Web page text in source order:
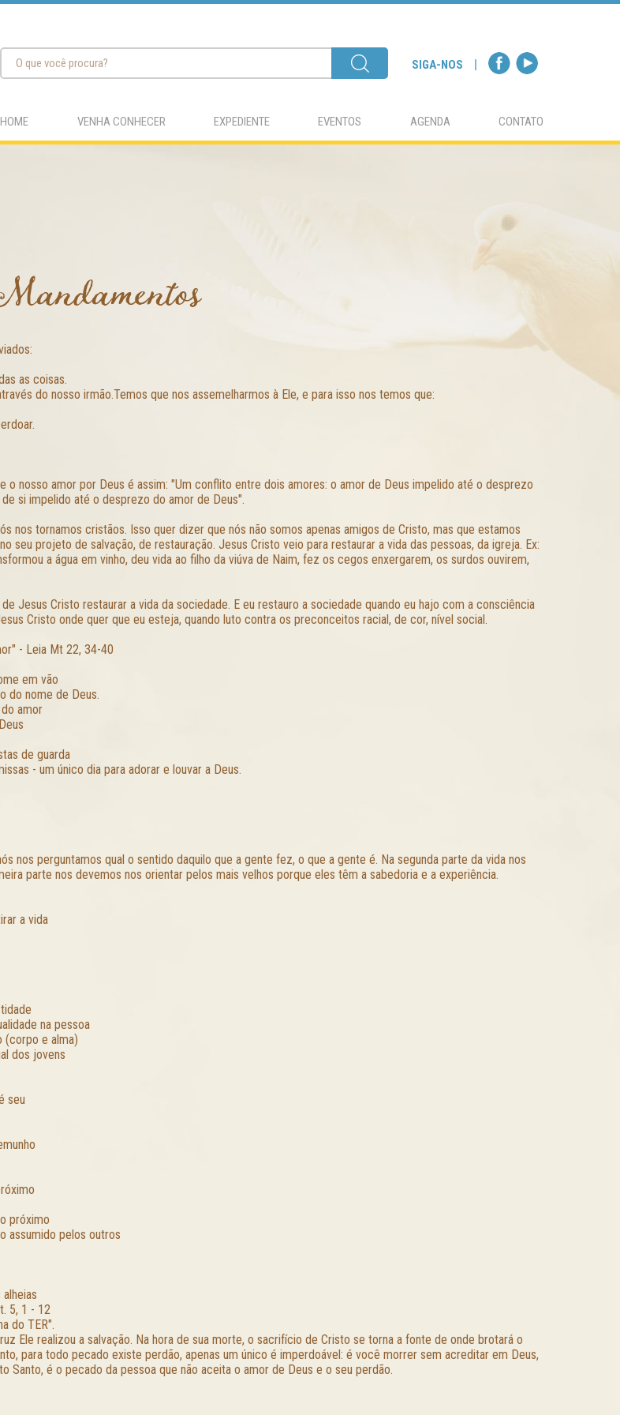
SIGA-NOS
HOME VENHA CONHECER EXPEDIENTE EVENTOS AGENDA CONTATO
as coisas.
do nosso irmão.Temos que nos assemelharmos à Ele, e para isso nos temos que:
o nosso amor por Deus é assim: "Um conflito entre dois amores: o amor de Deus impelido até o desprezo
si impelido até o desprezo do amor de Deus".
nos tornamos cristãos. Isso quer dizer que nós não somos apenas amigos de Cristo, mas que estamos
seu projeto de salvação, de restauração. Jesus Cristo veio para restaurar a vida das pessoas, da igreja. Ex:
a água em vinho, deu vida ao filho da viúva de Naim, fez os cegos enxergarem, os surdos ouvirem,
Jesus Cristo restaurar a vida da sociedade. E eu restauro a sociedade quando eu hajo com a consciência
Cristo onde quer que eu esteja, quando luto contra os preconceitos racial, de cor, nível social.
- Leia Mt 22, 34-40
em vão
do nome de Deus.
amor
de guarda
- um único dia para adorar e louvar a Deus.
nos perguntamos qual o sentido daquilo que a gente fez, o que a gente é. Na segunda parte da vida nos
parte nos devemos nos orientar pelos mais velhos porque eles têm a sabedoria e a experiência.
a vida
na pessoa
(corpo e alma)
dos jovens
seu
próximo
assumido pelos outros
5, 1 - 12
do TER".
Ele realizou a salvação. Na hora de sua morte, o sacrifício de Cristo se torna a fonte de onde brotará o
para todo pecado existe perdão, apenas um único é imperdoável: é você morrer sem acreditar em Deus,
Santo, é o pecado da pessoa que não aceita o amor de Deus e o seu perdão.